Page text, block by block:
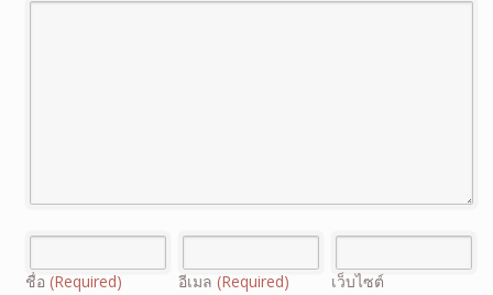
ชื่อ (Required) อีเมล (Required) เว็บไซต์